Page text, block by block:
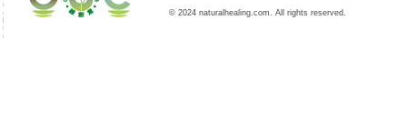
© 2024 naturalhealing.com. All rights reserved.